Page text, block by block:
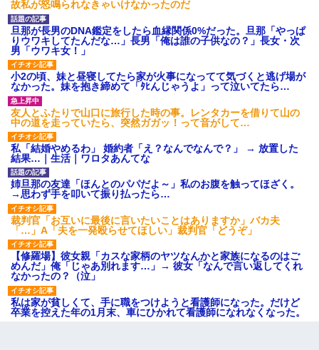
故私が怒鳴られなきゃいけなかったのだ
旦那が長男のDNA鑑定をしたら血縁関係0%だった。旦那「やっぱ
りウワキしてたんだな…」長男「俺は誰の子供なの？」長女・次
男「ウワキ女！」
小2の頃、妹と昼寝してたら家が火事になってて気づくと逃げ場が
なかった。妹を抱き締めて「ﾀﾋんじゃうよ」って泣いてたら…
友人とふたりで山口に旅行した時の事。レンタカーを借りて山の
中の道を走っていたら、突然ガガッ！って音がして…
私「結婚やめるわ」 婚約者「え？なんでなんで？」 → 放置した
結果…｜生活｜ワロタあんてな
姉旦那の友達「ほんとのパパだよ～」私のお腹を触ってほざく。
→思わず手を叩いて振り払ったら…
裁判官「お互いに最後に言いたいことはありますか」バカ夫
「…」A「夫を一発殴らせてほしい」裁判官「どうぞ」
【修羅場】彼女親「カスな家柄のヤツなんかと家族になるのはご
めんだ」俺「じゃあ別れます…」→ 彼女「なんで言い返してくれ
なかったの？（泣」
私は家が貧しくて、手に職をつけようと看護師になった。だけど
卒業を控えた年の1月末、車にひかれて看護師になれなくなった。